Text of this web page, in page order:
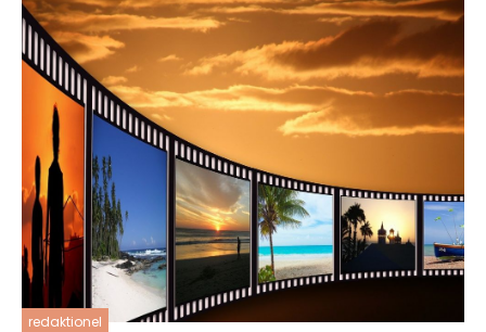
redaktionel